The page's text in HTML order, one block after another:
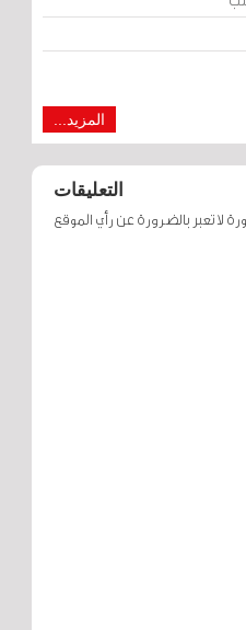
المزيد...
التعليقات
لا تعبر بالضرورة عن رأي الموقع